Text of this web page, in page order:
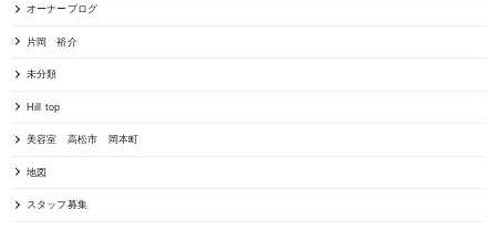
オーナーブログ
片岡 裕介
未分類
Hill top
美容室 高松市 岡本町
地図
スタッフ募集